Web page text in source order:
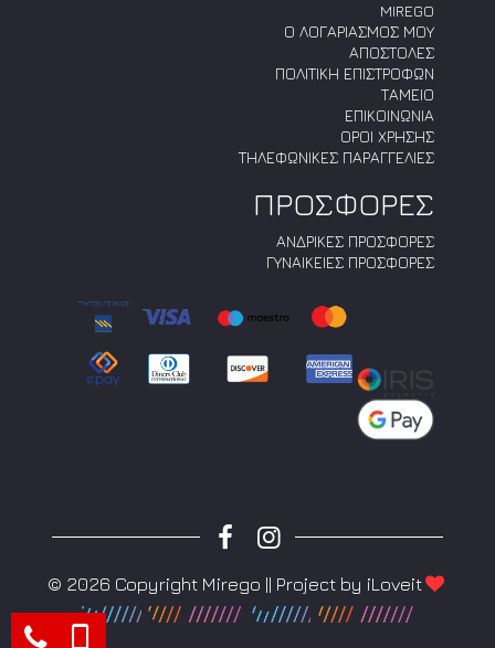
MIREGO
Ο ΛΟΓΑΡΙΑΣΜΟΣ ΜΟΥ
ΑΠΟΣΤΟΛΕΣ
ΠΟΛΙΤΙΚΗ ΕΠΙΣΤΡΟΦΩΝ
ΤΑΜΕΙΟ
ΕΠΙΚΟΙΝΩΝΙΑ
ΟΡΟΙ ΧΡΗΣΗΣ
ΤΗΛΕΦΩΝΙΚΕΣ ΠΑΡΑΓΓΕΛΙΕΣ
ΠΡΟΣΦΟΡΕΣ
ΑΝΔΡΙΚΕΣ ΠΡΟΣΦΟΡΕΣ
ΓΥΝΑΙΚΕΙΕΣ ΠΡΟΣΦΟΡΕΣ
© 2026 Copyright Mirego || Project by iLoveit